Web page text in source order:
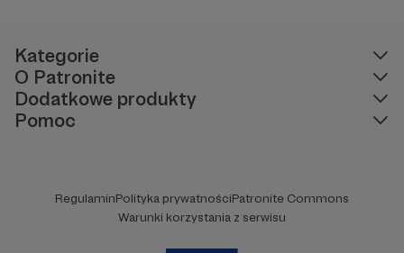
Kategorie
O Patronite
Dodatkowe produkty
Pomoc
RegulaminPolityka prywatnościPatronite Commons
Warunki korzystania z serwisu